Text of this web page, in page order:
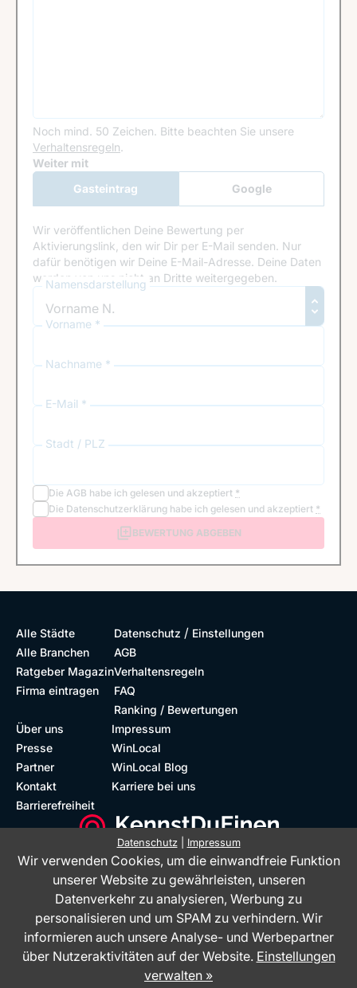
Noch mind. 50 Zeichen. Bitte beachten Sie unsere
Verhaltensregeln.
Google Recaptcha
Weiter mit
Gasteintrag
Google
Anmeldung
Wir veröffentlichen Deine Bewertung per
Aktivierungslink, den wir Dir per E-Mail senden. Nur
dafür benötigen wir Deine E-Mail-Adresse. Deine Daten
werden von uns nicht an Dritte weitergegeben.
Namensdarstellung
Vorname *
Nachname *
E-Mail *
Stadt / PLZ
Die AGB habe ich gelesen und akzeptiert *
Die Datenschutzerklärung habe ich gelesen und akzeptiert *
BEWERTUNG ABGEBEN
Alle Städte
Alle Branchen
Ratgeber Magazin
Firma eintragen
Datenschutz / Einstellungen
AGB
Verhaltensregeln
FAQ
Ranking / Bewertungen
Über uns
Presse
Partner
Kontakt
Barrierefreiheit
Impressum
WinLocal
WinLocal Blog
Karriere bei uns
Datenschutz| Impressum
Wir verwenden Cookies, um die einwandfreie Funktion
unserer Website zu gewährleisten, unseren
Datenverkehr zu analysieren, Werbung zu
personalisieren und um SPAM zu verhindern. Wir
informieren auch unsere Analyse- und Werbepartner
über Nutzeraktivitäten auf der Website. Einstellungen
verwalten »